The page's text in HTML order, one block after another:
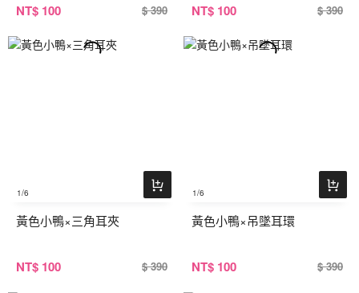
NT$ 100 $ 390 NT$ 100 $ 390
1/6
黃色小鴨×三角耳夾
NT$ 100 $ 390
1/6
黃色小鴨×吊墜耳環
NT$ 100 $ 390